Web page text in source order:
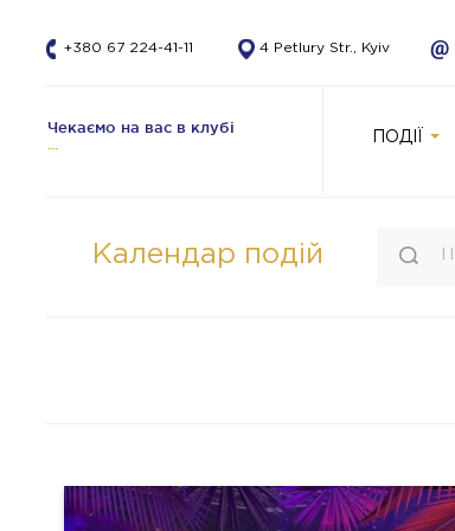
+380 67 224-41-11 4 Petlury Str., Kyiv
Чекаємо на вас в клубі
ПОДІЇ
Календар подій